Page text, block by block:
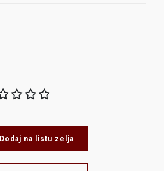
Dodaj na listu zelja